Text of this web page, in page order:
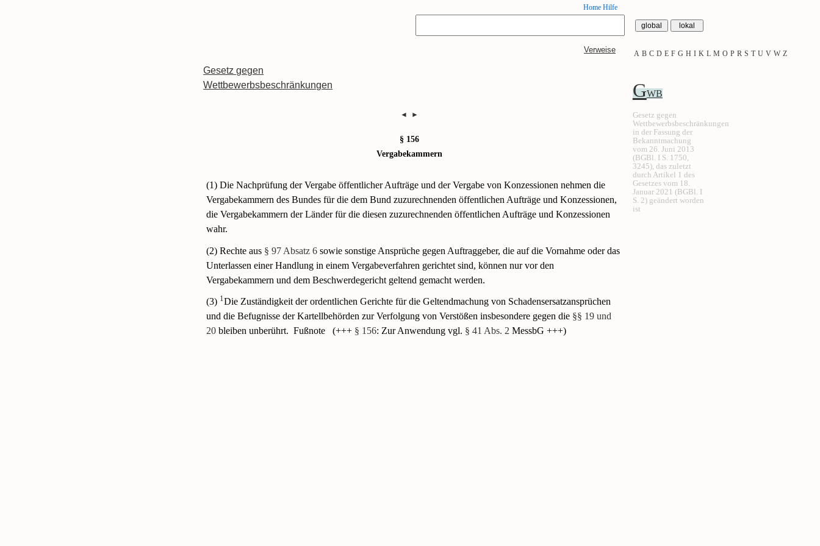
Home Hilfe
A B C D E F G H I K L M O P R S T U V W Z
Gesetz gegen
Wettbewerbsbeschränkungen
Verweise
◄ ►
§ 156
Vergabekammern
GWB
Gesetz gegen
Wettbewerbsbeschränkungen
in der Fassung der
Bekanntmachung
vom 26. Juni 2013
(BGBl. I S. 1750,
3245), das zuletzt
durch Artikel 1 des
Gesetzes vom 18.
Januar 2021 (BGBl. I
S. 2) geändert worden
ist
(1) Die Nachprüfung der Vergabe öffentlicher Aufträge und der Vergabe von Konzessionen nehmen die
Vergabekammern des Bundes für die dem Bund zuzurechnenden öffentlichen Aufträge und Konzessionen,
die Vergabekammern der Länder für die diesen zuzurechnenden öffentlichen Aufträge und Konzessionen
wahr.
(2) Rechte aus § 97 Absatz 6 sowie sonstige Ansprüche gegen Auftraggeber, die auf die Vornahme oder das
Unterlassen einer Handlung in einem Vergabeverfahren gerichtet sind, können nur vor den
Vergabekammern und dem Beschwerdegericht geltend gemacht werden.
(3) 1Die Zuständigkeit der ordentlichen Gerichte für die Geltendmachung von Schadensersatzansprüchen
und die Befugnisse der Kartellbehörden zur Verfolgung von Verstößen insbesondere gegen die §§ 19 und
20 bleiben unberührt. Fußnote (+++ § 156: Zur Anwendung vgl. § 41 Abs. 2 MessbG +++)